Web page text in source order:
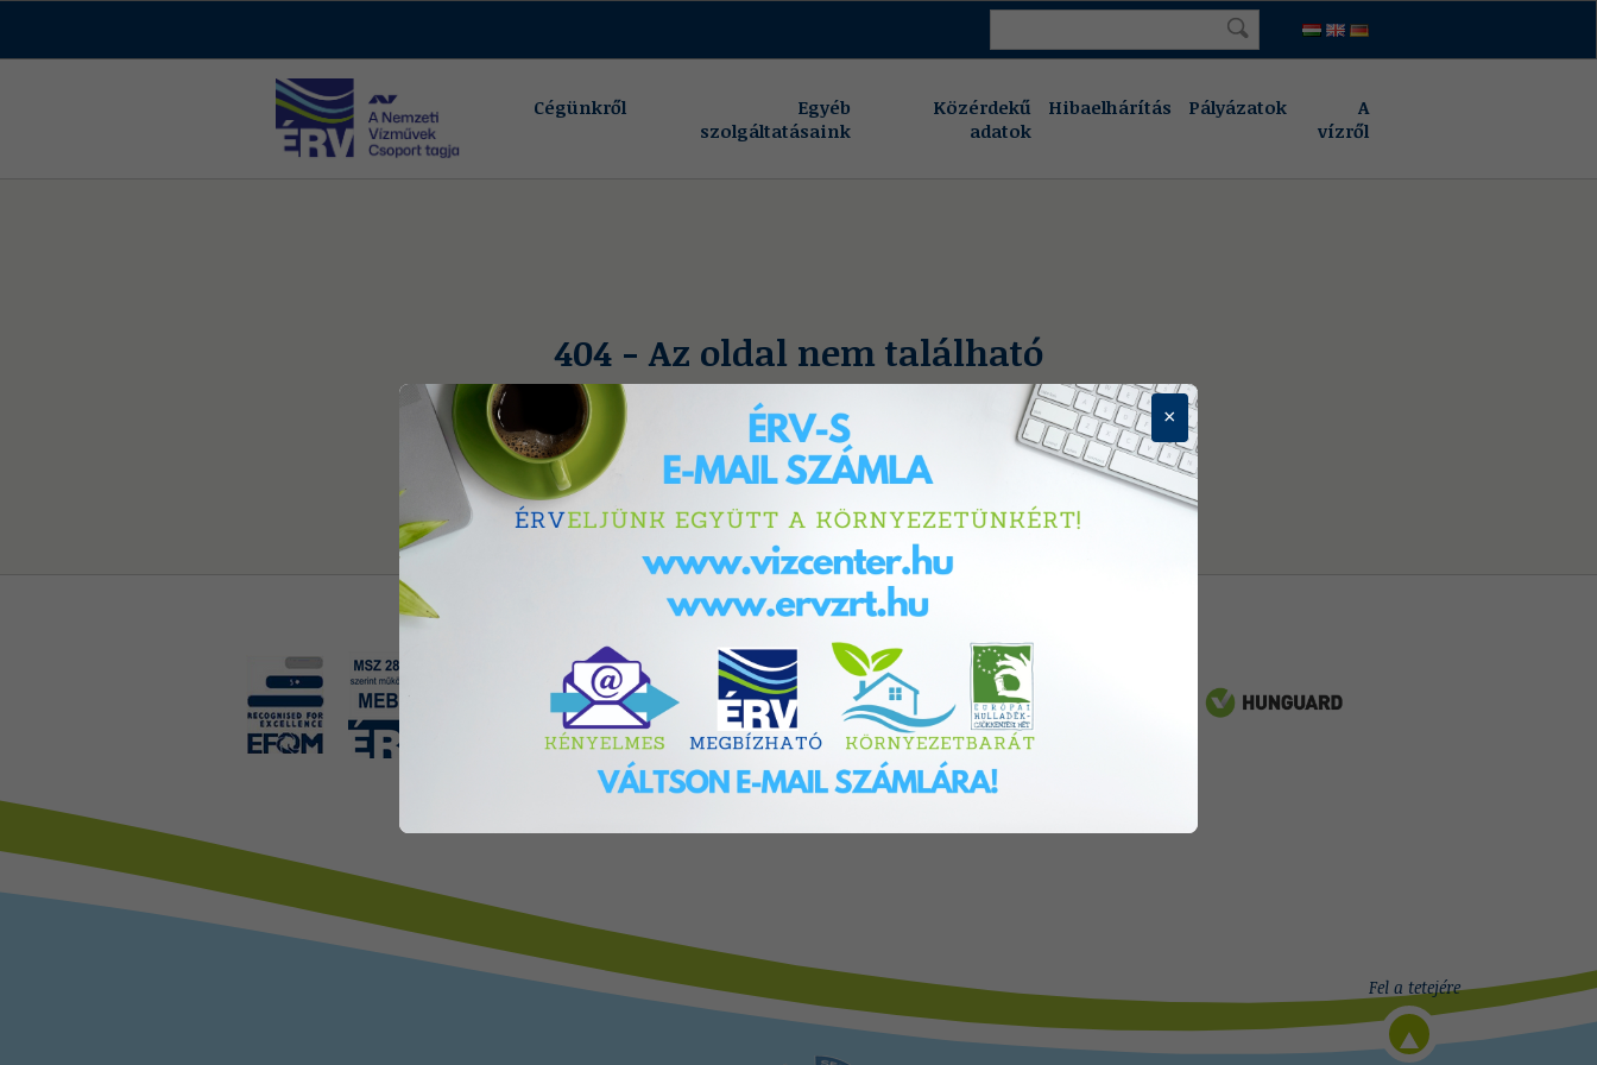
Cégünkről
Egyéb
szolgáltatásaink
Közérdekű
adatok
Hibaelhárítás Pályázatok
A
vízről
404 - Az oldal nem található
A keresett oldal nem létezik, vagy eltávolításra került.
Vissza a főoldalra
×